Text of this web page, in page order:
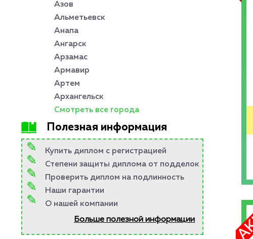
Азов
Альметьевск
Анапа
Ангарск
Арзамас
Армавир
Артем
Архангельск
Смотреть все города
Полезная информация
Купить диплом с регистрацией
Степени защиты диплома от подделок
Проверить диплом на подлинность
Наши гарантии
О нашей компании
Больше полезной информации